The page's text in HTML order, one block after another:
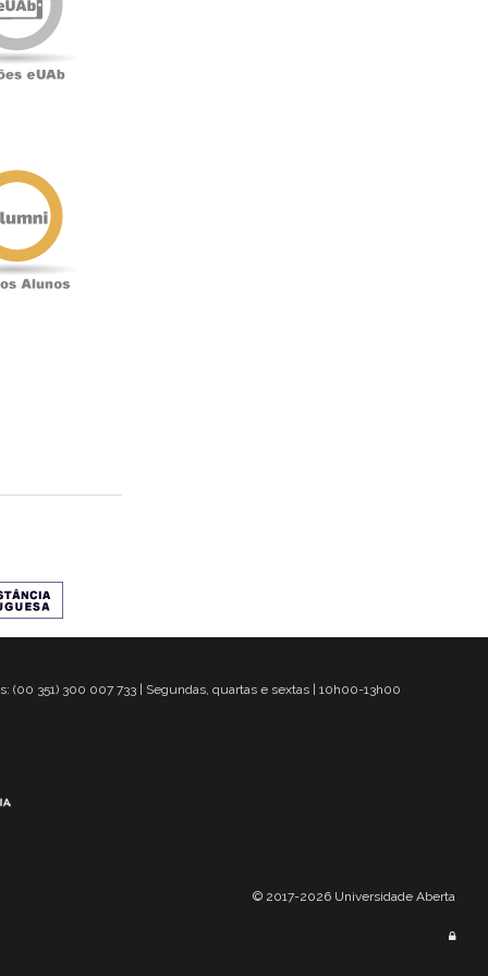
(00 351) 300 007 733 | Segundas, quartas e sextas | 10h00-13h00
© 2017-2026 Universidade Aberta